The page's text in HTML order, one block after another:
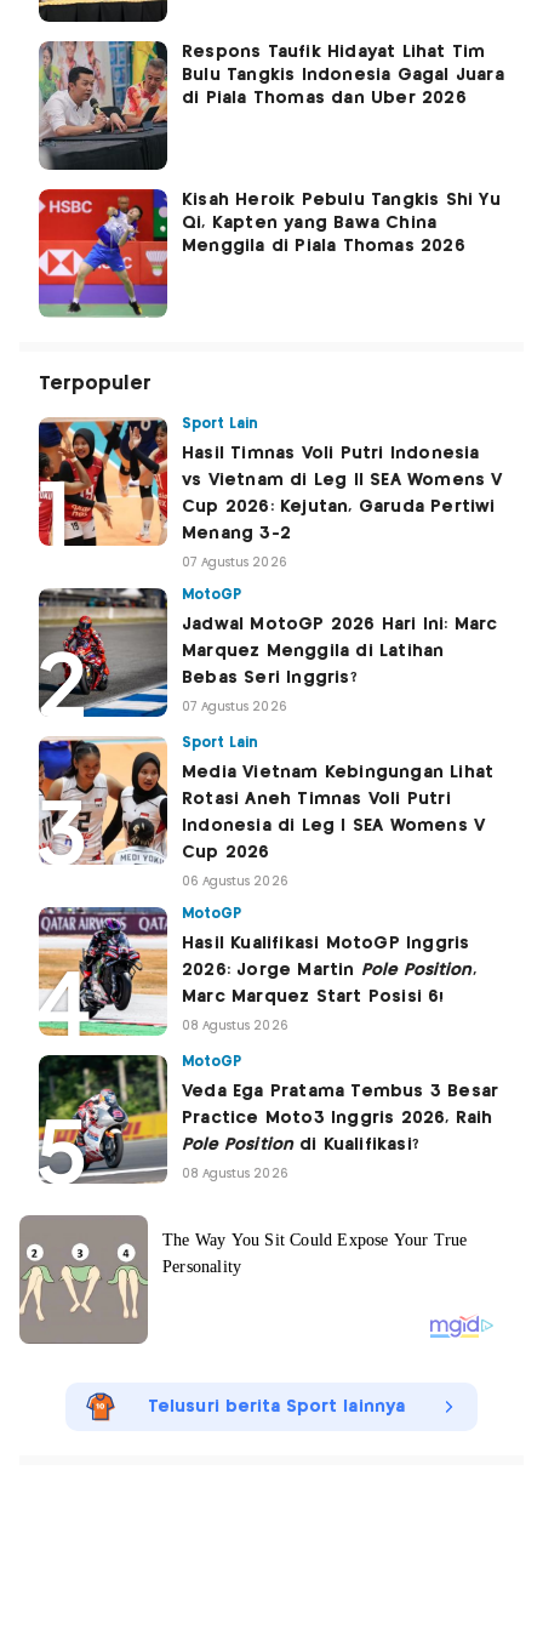
Respons Taufik Hidayat Lihat Tim
Bulu Tangkis Indonesia Gagal Juara
di Piala Thomas dan Uber 2026
Kisah Heroik Pebulu Tangkis Shi Yu
Qi, Kapten yang Bawa China
Menggila di Piala Thomas 2026
Terpopuler
Sport Lain
Hasil Timnas Voli Putri Indonesia
vs Vietnam di Leg II SEA Womens V
Cup 2026: Kejutan, Garuda Pertiwi
Menang 3-2
07 Agustus 2026
MotoGP
Jadwal MotoGP 2026 Hari Ini: Marc
Marquez Menggila di Latihan
Bebas Seri Inggris?
07 Agustus 2026
Sport Lain
Media Vietnam Kebingungan Lihat
Rotasi Aneh Timnas Voli Putri
Indonesia di Leg I SEA Womens V
Cup 2026
06 Agustus 2026
MotoGP
Hasil Kualifikasi MotoGP Inggris
2026: Jorge Martin Pole Position,
Marc Marquez Start Posisi 6!
08 Agustus 2026
MotoGP
Veda Ega Pratama Tembus 3 Besar
Practice Moto3 Inggris 2026, Raih
Pole Positiondi Kualifikasi?
08 Agustus 2026
Telusuri berita Sport lainnya